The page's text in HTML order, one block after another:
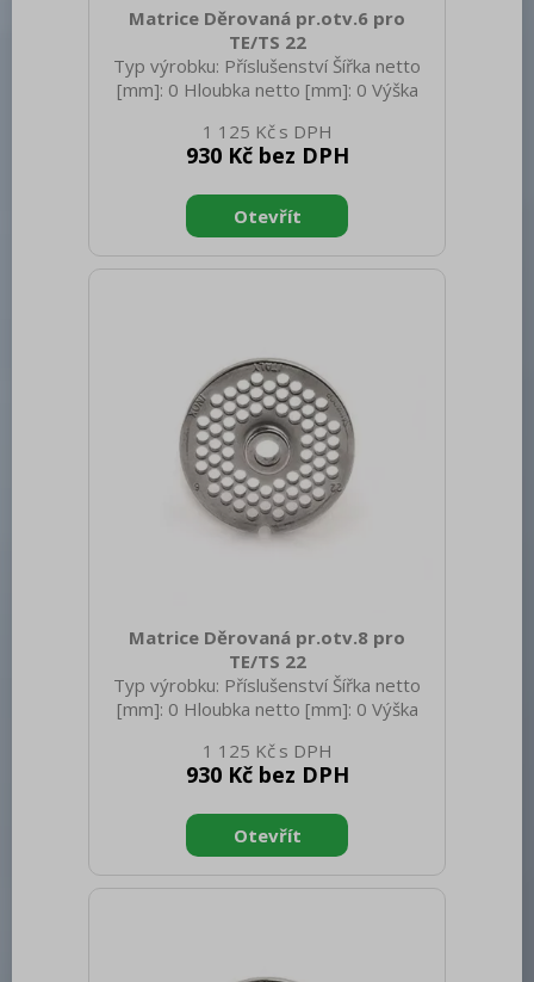
Matrice Děrovaná pr.otv.6 pro
TE/TS 22
Typ výrobku: Příslušenství Šířka netto
[mm]: 0 Hloubka netto [mm]: 0 Výška
Hmotnost brutto [kg]: 0.50
1 125 Kč
930 Kč bez DPH
Matrice Děrovaná pr.otv.8 pro
TE/TS 22
Typ výrobku: Příslušenství Šířka netto
[mm]: 0 Hloubka netto [mm]: 0 Výška
Hmotnost brutto [kg]: 0.50
1 125 Kč
930 Kč bez DPH